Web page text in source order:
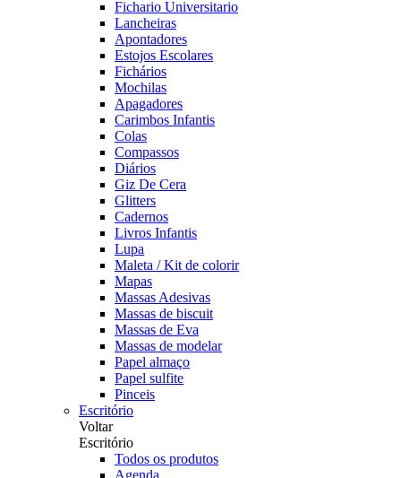
Fichario Universitario
Lancheiras
Apontadores
Estojos Escolares
Fichários
Mochilas
Apagadores
Carimbos Infantis
Colas
Compassos
Diários
Giz De Cera
Glitters
Cadernos
Livros Infantis
Lupa
Maleta / Kit de colorir
Mapas
Massas Adesivas
Massas de biscuit
Massas de Eva
Massas de modelar
Papel almaço
Papel sulfite
Pinceis
Escritório
Voltar
Escritório
Todos os produtos
Agenda